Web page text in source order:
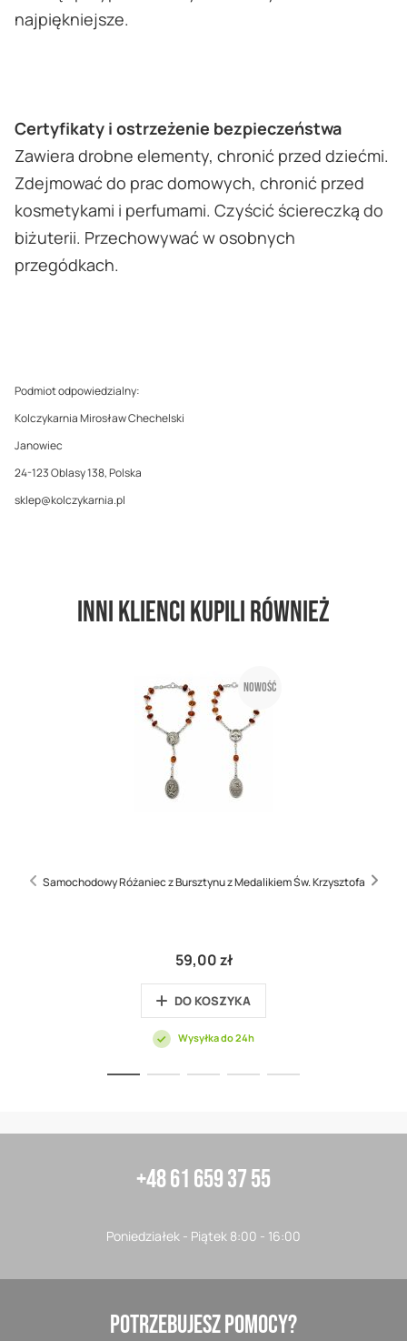
najpiękniejsze.
Certyfikaty i ostrzeżenie bezpieczeństwa
Zawiera drobne elementy, chronić przed dziećmi.
Zdejmować do prac domowych, chronić przed
kosmetykami i perfumami. Czyścić ściereczką do
biżuterii. Przechowywać w osobnych
przegódkach.
Podmiot odpowiedzialny:
Kolczykarnia Mirosław Chechelski
Janowiec
24-123 Oblasy 138, Polska
sklep@kolczykarnia.pl
Inni klienci kupili również
Nowość
Samochodowy Różaniec z Bursztynu z Medalikiem Św. Krzysztofa
59,00 zł
DO KOSZYKA
Wysyłka do 24h
+48 61 659 37 55
Poniedziałek - Piątek 8:00 - 16:00
POTRZEBUJESZ POMOCY?